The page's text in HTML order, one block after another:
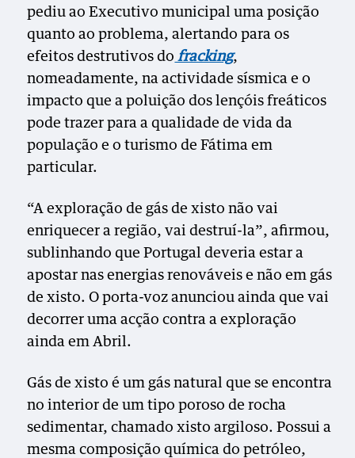
pediu ao Executivo municipal uma posição
quanto ao problema, alertando para os
efeitos destrutivos do fracking,
nomeadamente, na actividade sísmica e o
impacto que a poluição dos lençóis freáticos
pode trazer para a qualidade de vida da
população e o turismo de Fátima em
particular.
“A exploração de gás de xisto não vai
enriquecer a região, vai destruí-la”, afirmou,
sublinhando que Portugal deveria estar a
apostar nas energias renováveis e não em gás
de xisto. O porta-voz anunciou ainda que vai
decorrer uma acção contra a exploração
ainda em Abril.
Gás de xisto é um gás natural que se encontra
no interior de um tipo poroso de rocha
sedimentar, chamado xisto argiloso. Possui a
mesma composição química do petróleo,